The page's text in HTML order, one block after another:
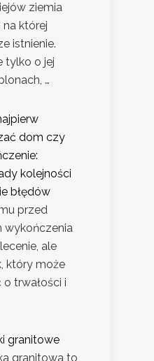
ziemia
której
istnienie.
tylko o jej
…
dom czy
kolejności
błędów
przed
wykończenia
ale
który może
trwałości i
granitowe
granitowa to